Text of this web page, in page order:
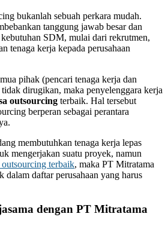
bukanlah sebuah perkara mudah.
tanggung jawab besar dan
SDM, mulai dari rekrutmen,
tenaga kerja kepada perusahaan
pihak (pencari tenaga kerja dan
tidak dirugikan, maka penyelenggara kerja
outsourcing terbaik. Hal tersebut
berperan sebagai perantara
membutuhkan tenaga kerja lepas
mengerjakan suatu proyek, namun
outsourcing terbaik, maka PT Mitratama
dalam daftar perusahaan yang harus
dengan PT Mitratama